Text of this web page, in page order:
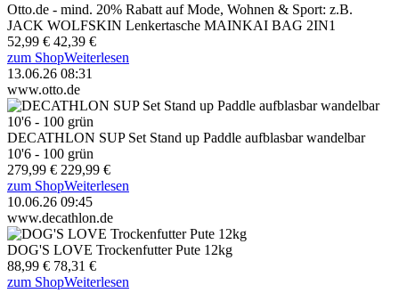
Otto.de - mind. 20% Rabatt auf Mode, Wohnen & Sport: z.B.
JACK WOLFSKIN Lenkertasche MAINKAI BAG 2IN1
52,99 € 42,39 €
zum ShopWeiterlesen
13.06.26 08:31
www.otto.de
DECATHLON SUP Set Stand up Paddle aufblasbar wandelbar
10'6 - 100 grün
279,99 € 229,99 €
zum ShopWeiterlesen
10.06.26 09:45
www.decathlon.de
DOG'S LOVE Trockenfutter Pute 12kg
88,99 € 78,31 €
zum ShopWeiterlesen